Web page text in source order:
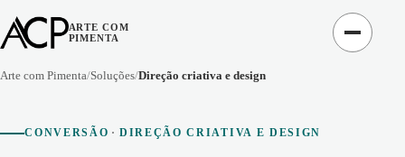
ARTE COM
PIMENTA
Arte com Pimenta Soluções Direção criativa e design
CONVERSÃO DIREÇÃO CRIATIVA E DESIGN